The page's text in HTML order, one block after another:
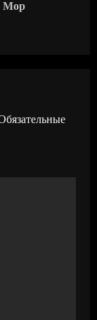
Мор